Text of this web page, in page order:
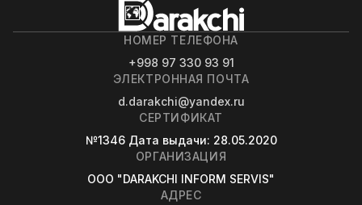
НОМЕР ТЕЛЕФОНА
+998 97 330 93 91
ЭЛЕКТРОННАЯ ПОЧТА
d.darakchi@yandex.ru
СЕРТИФИКАТ
№1346 Дата выдачи: 28.05.2020
ОРГАНИЗАЦИЯ
OOO "DARAKCHI INFORM SERVIS"
АДРЕС